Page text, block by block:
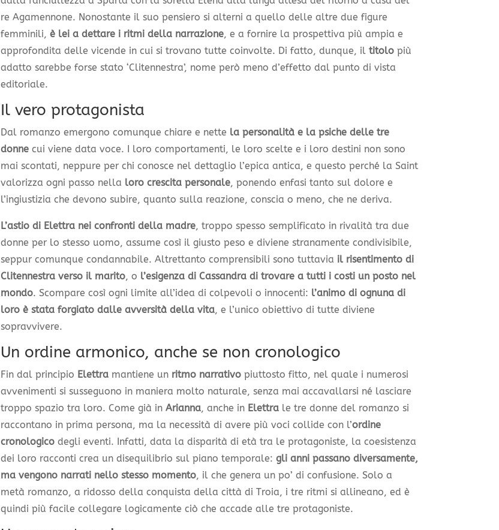
re Agamennone. Nonostante il suo pensiero si alterni a quello delle altre due figure
femminili, è lei a dettare i ritmi della narrazione, e a fornire la prospettiva più ampia e
approfondita delle vicende in cui si trovano tutte coinvolte. Di fatto, dunque, il titolopiù
adatto sarebbe forse stato ‘Clitennestra’, nome però meno d’effetto dal punto di vista
editoriale.
Il vero protagonista
Dal romanzo emergono comunque chiare e nette la personalità e la psiche delle tre
donnecui viene data voce. I loro comportamenti, le loro scelte e i loro destini non sono
mai scontati, neppure per chi conosce nel dettaglio l’epica antica, e questo perché la Saint
valorizza ogni passo nella loro crescita personale, ponendo enfasi tanto sul dolore e
l’ingiustizia che devono subire, quanto sulla reazione, conscia o meno, che ne deriva.
L’astio di Elettra nei confronti della madre, troppo spesso semplificato in rivalità tra due
donne per lo stesso uomo, assume così il giusto peso e diviene stranamente condivisibile,
seppur comunque condannabile. Altrettanto comprensibili sono tuttavia il risentimento di
Clitennestra verso il marito, o l’esigenza di Cassandra di trovare a tutti i costi un posto nel
mondo. Scompare così ogni limite all’idea di colpevoli o innocenti: l’animo di ognuna di
loro è stata forgiato dalle avversità della vita, e l’unico obiettivo di tutte diviene
sopravvivere.
Un ordine armonico, anche se non cronologico
Fin dal principio Elettramantiene un ritmo narrativopiuttosto fitto, nel quale i numerosi
avvenimenti si susseguono in maniera molto naturale, senza mai accavallarsi né lasciare
troppo spazio tra loro. Come già in Arianna, anche in Elettrale tre donne del romanzo si
raccontano in prima persona, ma la necessità di avere più voci collide con l’ordine
cronologicodegli eventi. Infatti, data la disparità di età tra le protagoniste, la coesistenza
dei loro racconti crea un disequilibrio sul piano temporale: gli anni passano diversamente,
ma vengono narrati nello stesso momento, il che genera un po’ di confusione. Solo a
metà romanzo, a ridosso della conquista della città di Troia, i tre ritmi si allineano, ed è
quindi più facile collegare logicamente ciò che accade alle tre protagoniste.